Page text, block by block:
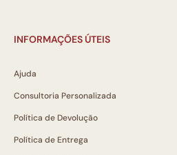
INFORMAÇÕES ÚTEIS
Ajuda
Consultoria Personalizada
Política de Devolução
Política de Entrega